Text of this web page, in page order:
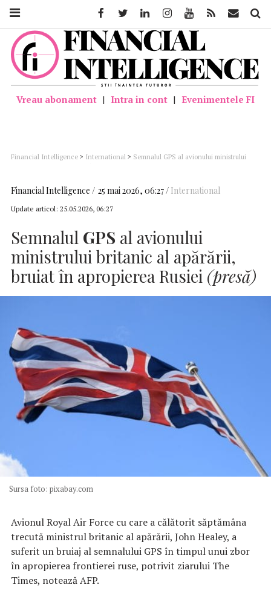
Vreau abonament | Intra in cont | Evenimentele FI
Financial Intelligence > International > Semnalul GPS al avionului ministrului
Financial Intelligence 25 mai 2026, 06:27 International
Update articol: 25.05.2026, 06:27
Semnalul GPS al avionului
ministrului britanic al apărării,
bruiat în apropierea Rusiei (presă)
Sursa foto: pixabay.com
Avionul Royal Air Force cu care a călătorit săptămâna
trecută ministrul britanic al apărării, John Healey, a
suferit un bruiaj al semnalului GPS în timpul unui zbor
în apropierea frontierei ruse, potrivit ziarului The
Times, notează AFP.
FacebookTwitter LinkedinInstagramYoutube Feed Mail